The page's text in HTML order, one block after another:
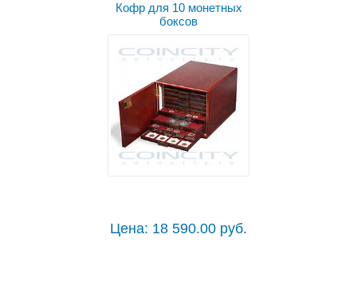
Кофр для 10 монетных
боксов
Цена: 18 590.00 руб.